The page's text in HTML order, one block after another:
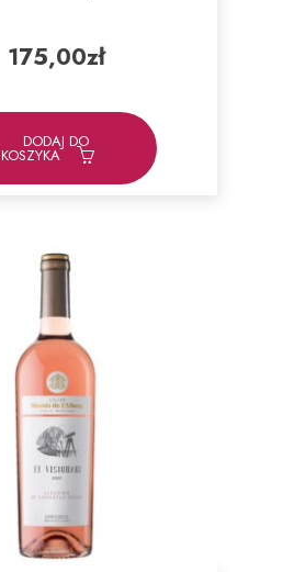
175,00zł
DODAJ DO
KOSZYKA